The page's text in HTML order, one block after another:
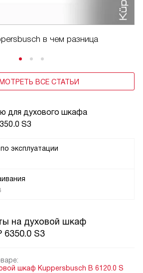
для духового шкафа
S3
эксплуатации
в чем разница
ВСЕ СТАТЬИ
на духовой шкаф
6350.0 S3
шкаф Kuppersbusch B 6120.0 S